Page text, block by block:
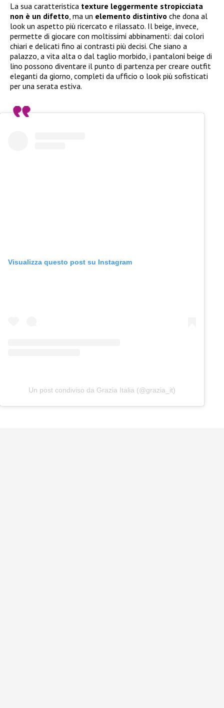
La sua caratteristica texture leggermente stropicciata
non è un difetto , ma un elemento distintivo che dona al
look un aspetto più ricercato e rilassato. Il beige, invece,
permette di giocare con moltissimi abbinamenti: dai colori
chiari e delicati fino ai contrasti più decisi. Che siano a
palazzo, a vita alta o dal taglio morbido, i pantaloni beige di
lino possono diventare il punto di partenza per creare outfit
eleganti da giorno, completi da ufficio o look più sofisticati
per una serata estiva.
Visualizza questo post su Instagram
Un post condiviso da Grazia Italia (@grazia_it)